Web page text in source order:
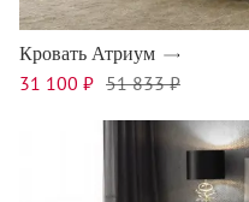
Кровать Атриум
31 100 ₽ 51 833 ₽